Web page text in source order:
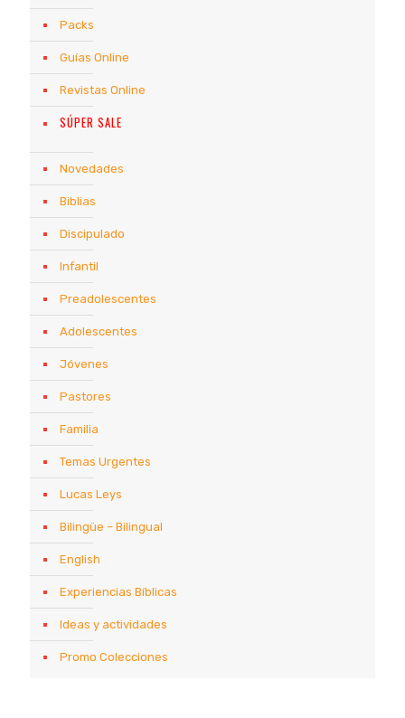
Packs
Guías Online
Revistas Online
SÚPER SALE
Novedades
Biblias
Discipulado
Infantil
Preadolescentes
Adolescentes
Jóvenes
Pastores
Familia
Temas Urgentes
Lucas Leys
Bilingüe – Bilingual
English
Experiencias Bíblicas
Ideas y actividades
Promo Colecciones